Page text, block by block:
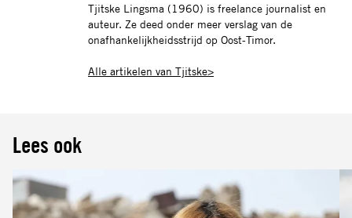
Tjitske Lingsma (1960) is freelance journalist en
auteur. Ze deed onder meer verslag van de
onafhankelijkheidsstrijd op Oost-Timor.
Alle artikelen van Tjitske>
Lees ook